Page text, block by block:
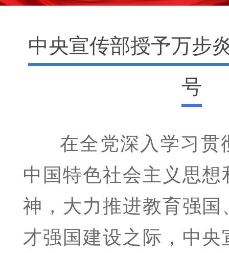
中央宣传部授予万步
号
在全党深入学习贯
中国特色社会主义思
神，大力推进教育强
才强国建设之际，中